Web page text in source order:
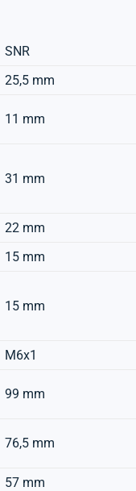
SNR
25,5 mm
11 mm
31 mm
22 mm
15 mm
15 mm
M6x1
99 mm
76,5 mm
57 mm